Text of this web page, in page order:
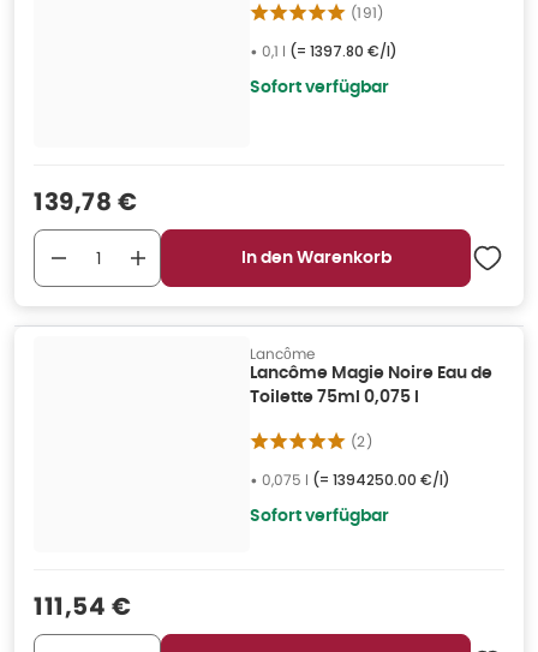
(191)
• 0,1 l (= 1397.80 €/l)
Sofort verfügbar
Verkaufspreis
139,78 €
In den Warenkorb
Lancôme
Lancôme Magie Noire Eau de
Toilette 75ml 0,075 l
(2)
• 0,075 l (= 1394250.00 €/l)
Sofort verfügbar
Verkaufspreis
111,54 €